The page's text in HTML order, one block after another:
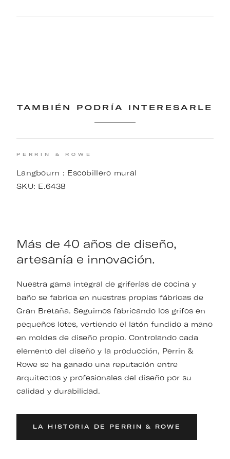
TAMBIÉN PODRÍA INTERESARLE
PERRIN & ROWE
Langbourn : Escobillero mural
SKU: E.6438
Más de 40 años de diseño,
artesanía e innovación.
Nuestra gama integral de griferías de cocina y
baño se fabrica en nuestras propias fábricas de
Gran Bretaña. Seguimos fabricando los grifos en
pequeños lotes, vertiendo el latón fundido a mano
en moldes de diseño propio. Controlando cada
elemento del diseño y la producción, Perrin &
Rowe se ha ganado una reputación entre
arquitectos y profesionales del diseño por su
calidad y durabilidad.
LA HISTORIA DE PERRIN & ROWE